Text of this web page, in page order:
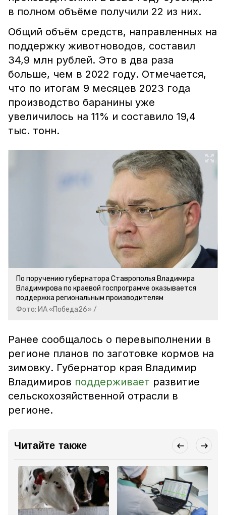
в полном объёме получили 22 из них.
Общий объём средств, направленных на
поддержку животноводов, составил
34,9 млн рублей. Это в два раза
больше, чем в 2022 году. Отмечается,
что по итогам 9 месяцев 2023 года
производство баранины уже
увеличилось на 11% и составило 19,4
тыс. тонн.
По поручению губернатора Ставрополья Владимира
Владимирова по краевой госпрограмме оказывается
поддержка региональным производителям
Фото: ИА «Победа26» /
Ранее сообщалось о перевыполнении в
регионе планов по заготовке кормов на
зимовку. Губернатор края Владимир
Владимиров поддерживает развитие
сельскохозяйственной отрасли в
регионе.
Читайте также